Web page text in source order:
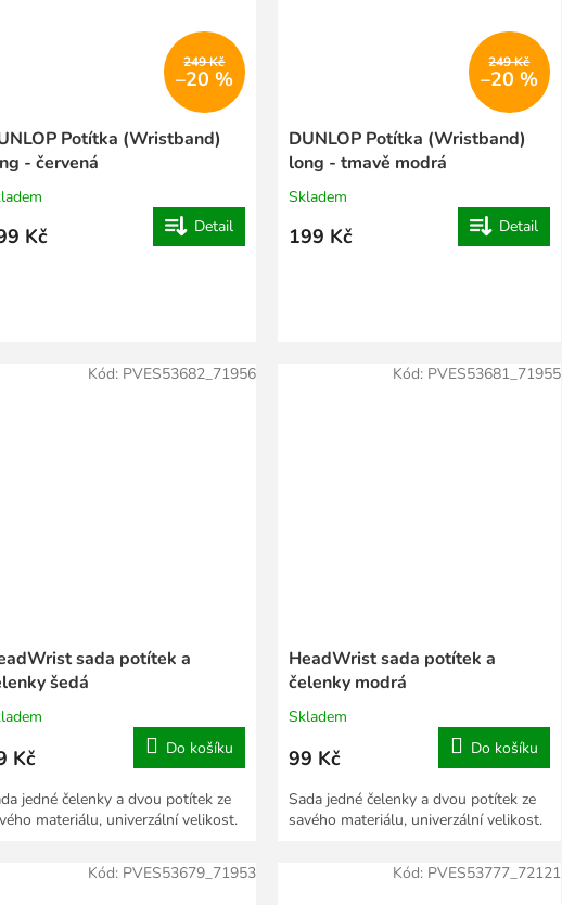
249 Kč
–20 %
Potítka (Wristband)
- červená
Kč Detail
249 Kč
–20 %
DUNLOP Potítka (Wristband)
long - tmavě modrá
Skladem
199 Kč Detail
sada potítek a
šedá
Kč Do košíku
jedné čelenky a dvou potítek ze
materiálu, univerzální velikost.
Kód: PVES53682_71956
HeadWrist sada potítek a
čelenky modrá
Skladem
99 Kč Do košíku
Sada jedné čelenky a dvou potítek ze
savého materiálu, univerzální velikost.
Kód: PVES53681_71955
Kód: PVES53679_71953 Kód: PVES53777_72121